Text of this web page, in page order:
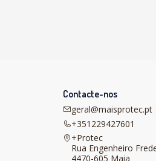
Contacte-nos
geral@maisprotec.pt
+351229427601
+Protec
Rua Engenheiro
4470-605 Maia